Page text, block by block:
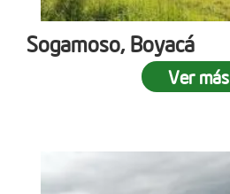
Sogamoso, Boyacá
Ver más